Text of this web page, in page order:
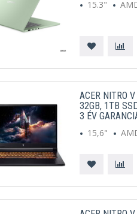
15.3"
ACER NITRO
32GB, 1TB
3 ÉV
15,6"